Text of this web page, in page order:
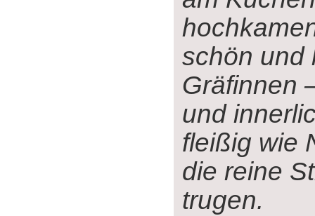
schön und
Gräfinnen
und
fleißig wie
die reine
trugen.